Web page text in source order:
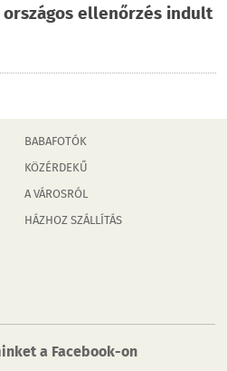
ellenőrzés indult
BABAFOTÓK
KÖZÉRDEKŰ
A VÁROSRÓL
HÁZHOZ SZÁLLÍTÁS
a Facebook-on